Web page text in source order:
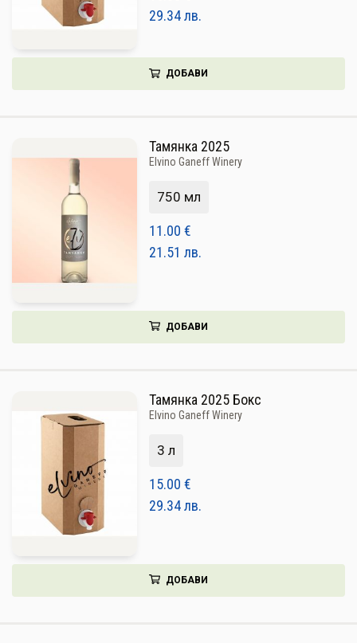
29.34 лв.
ДОБАВИ
Тамянка 2025
Elvino Ganeff Winery
750 мл
11.00 €
21.51 лв.
ДОБАВИ
Тамянка 2025 Бокс
Elvino Ganeff Winery
3 л
15.00 €
29.34 лв.
ДОБАВИ